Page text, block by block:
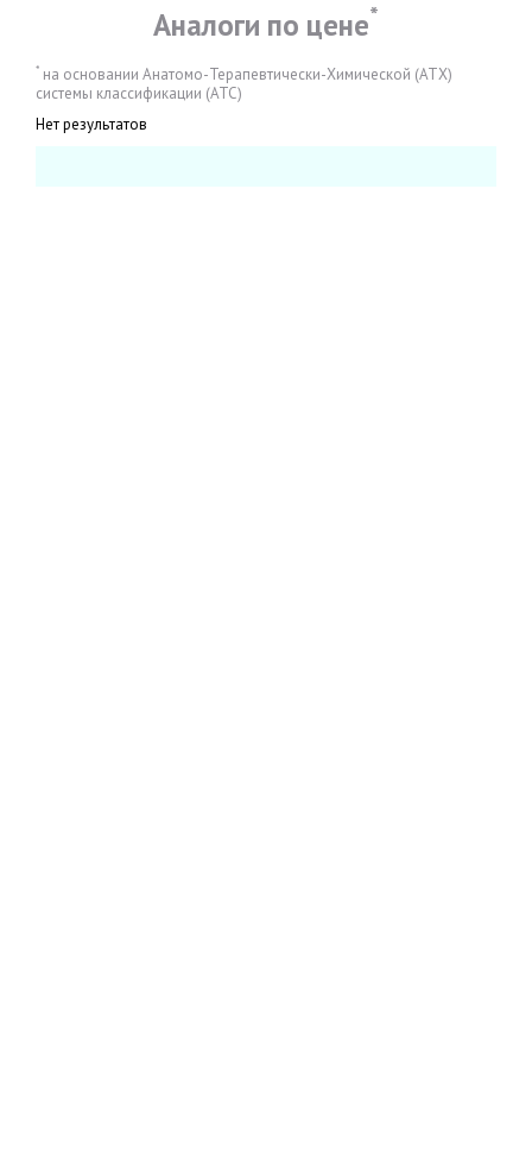
Аналоги по цене*
* на основании Анатомо-Терапевтически-Химической (АТХ)
системы классификации (АТС)
Нет результатов